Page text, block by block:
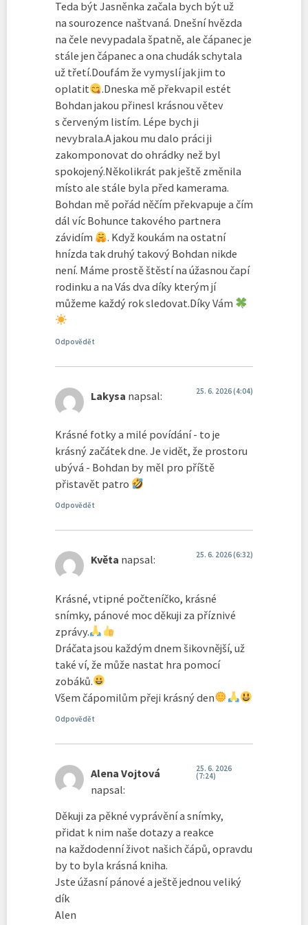
Teda být Jasněnka začala bych být už
na sourozence naštvaná. Dnešní hvězda
na čele nevypadala špatně, ale čápanec je
stále jen čápanec a ona chudák schytala
už třetí.Doufám že vymyslí jak jim to
oplatit
.Dneska mě překvapil estét
Bohdan jakou přinesl krásnou větev
s červeným listím. Lépe bych ji
nevybrala.A jakou mu dalo práci ji
zakomponovat do ohrádky než byl
spokojený.Několikrát pak ještě změnila
místo ale stále byla před kamerama.
Bohdan mě pořád něčím překvapuje a čím
dál víc Bohunce takového partnera
závidím
. Když koukám na ostatní
hnízda tak druhý takový Bohdan nikde
není. Máme prostě štěstí na úžasnou čapí
rodinku a na Vás dva díky kterým jí
můžeme každý rok sledovat.Díky Vám
Odpovědět
Lakysa napsal: 25. 6. 2026 (4:04)
Krásné fotky a milé povídání - to je
krásný začátek dne. Je vidět, že prostoru
ubývá - Bohdan by měl pro příště
přistavět patro
Odpovědět
Květa napsal: 25. 6. 2026 (6:32)
Krásné, vtipné počteníčko, krásné
snímky, pánové moc děkuji za příznivé
zprávy.
Dráčata jsou každým dnem šikovnější, už
také ví, že může nastat hra pomocí
zobáků.
Všem čápomilům přeji krásný den
Odpovědět
Alena Vojtová
napsal:
25. 6. 2026
(7:24)
Děkuji za pěkné vyprávění a snímky,
přidat k nim naše dotazy a reakce
na každodenní život našich čápů, opravdu
by to byla krásná kniha.
Jste úžasní pánové a ještě jednou veliký
dík
Alen